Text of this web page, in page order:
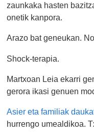
zaunkaka hasten
onetik kanpora.
Arazo bat geneukan.
Shock-terapia.
Martxoan Leia ekarri
gerora ikasi genuen
Asier eta familiak
hurrengo umealdikoa.